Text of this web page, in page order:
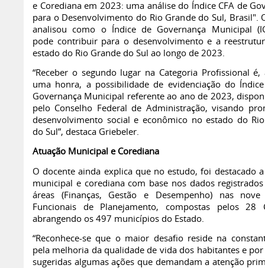
e Corediana em 2023: uma análise do Índice CFA de
para o Desenvolvimento do Rio Grande do Sul, Brasil".
analisou como o Índice de Governança Municipal
pode contribuir para o desenvolvimento e a
estado do Rio Grande do Sul ao longo de 2023.
“Receber o segundo lugar na Categoria Profissional é,
uma honra, a possibilidade de evidenciação do
Governança Municipal referente ao ano de 2023,
pelo Conselho Federal de Administração, visando
desenvolvimento social e econômico no estado do
do Sul”, destaca Griebeler.
Atuação Municipal e Corediana
O docente ainda explica que no estudo, foi destacado
municipal e corediana com base nos dados
áreas (Finanças, Gestão e Desempenho) nas nove
Funcionais de Planejamento, compostas pelos 28
abrangendo os 497 municípios do Estado.
“Reconhece-se que o maior desafio reside na
pela melhoria da qualidade de vida dos habitantes e por
sugeridas algumas ações que demandam a atenção